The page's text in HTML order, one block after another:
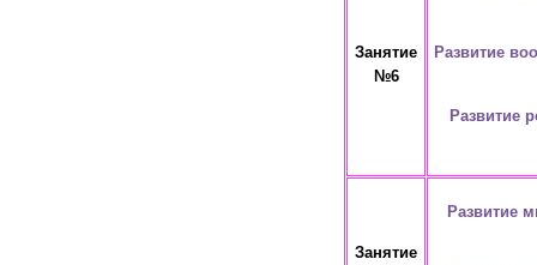
Занятие
№6
Развитие
Развитие
Занятие
Развитие